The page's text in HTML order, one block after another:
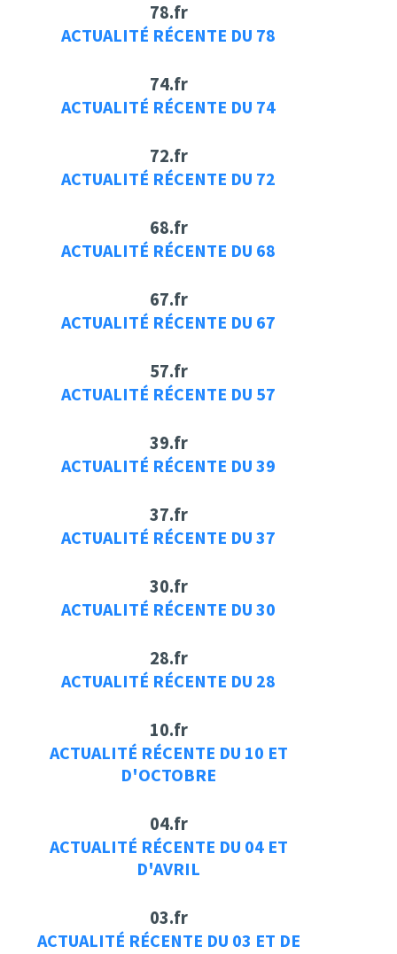
78.fr
ACTUALITÉ RÉCENTE DU 78
74.fr
ACTUALITÉ RÉCENTE DU 74
72.fr
ACTUALITÉ RÉCENTE DU 72
68.fr
ACTUALITÉ RÉCENTE DU 68
67.fr
ACTUALITÉ RÉCENTE DU 67
57.fr
ACTUALITÉ RÉCENTE DU 57
39.fr
ACTUALITÉ RÉCENTE DU 39
37.fr
ACTUALITÉ RÉCENTE DU 37
30.fr
ACTUALITÉ RÉCENTE DU 30
28.fr
ACTUALITÉ RÉCENTE DU 28
10.fr
ACTUALITÉ RÉCENTE DU 10 ET
D'OCTOBRE
04.fr
ACTUALITÉ RÉCENTE DU 04 ET
D'AVRIL
03.fr
ACTUALITÉ RÉCENTE DU 03 ET DE